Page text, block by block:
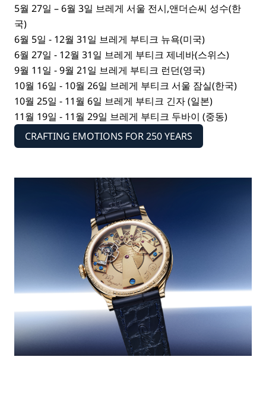
5월 27일 – 6월 3일 브레게 서울 전시,앤더슨씨 성수(한
국)
6월 5일 - 12월 31일 브레게 부티크 뉴욕(미국)
6월 27일 - 12월 31일 브레게 부티크 제네바(스위스)
9월 11일 - 9월 21일 브레게 부티크 런던(영국)
10월 16일 - 10월 26일 브레게 부티크 서울 잠실(한국)
10월 25일 - 11월 6일 브레게 부티크 긴자 (일본)
11월 19일 - 11월 29일 브레게 부티크 두바이 (중동)
CRAFTING EMOTIONS FOR 250 YEARS